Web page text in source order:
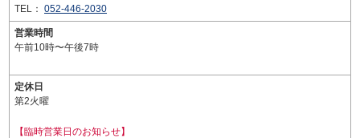
TEL： 052-446-2030
営業時間
午前10時〜午後7時
定休日
第2火曜
【臨時営業日のお知らせ】